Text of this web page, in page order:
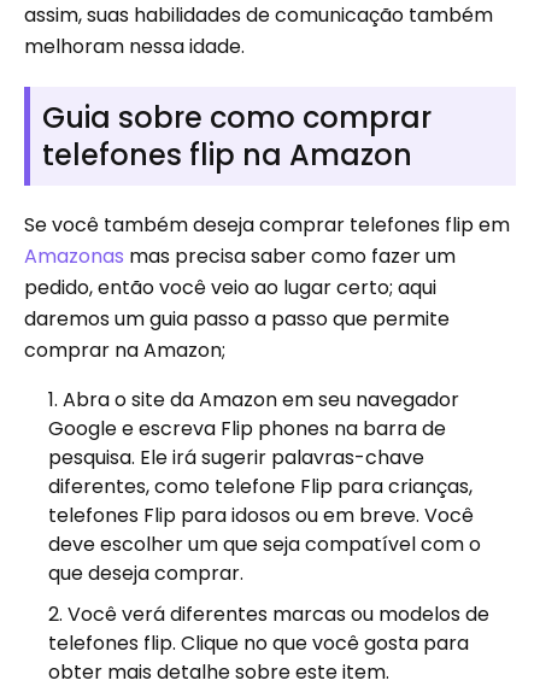
assim, suas habilidades de comunicação também
melhoram nessa idade.
Guia sobre como comprar
telefones flip na Amazon
Se você também deseja comprar telefones flip em
Amazonas mas precisa saber como fazer um
pedido, então você veio ao lugar certo; aqui
daremos um guia passo a passo que permite
comprar na Amazon;
Abra o site da Amazon em seu navegador
Google e escreva Flip phones na barra de
pesquisa. Ele irá sugerir palavras-chave
diferentes, como telefone Flip para crianças,
telefones Flip para idosos ou em breve. Você
deve escolher um que seja compatível com o
que deseja comprar.
Você verá diferentes marcas ou modelos de
telefones flip. Clique no que você gosta para
obter mais detalhe sobre este item.